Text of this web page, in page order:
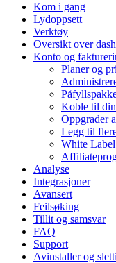
Kom i gang
Lydoppsett
Verktøy
Oversikt over
Konto og
Planer og
Koble til
Oppgrader
Legg til
White Label
Analyse
Integrasjoner
Avansert
Feilsøking
Tillit og samsvar
FAQ
Support
Avinstaller og